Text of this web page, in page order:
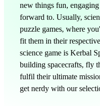
new things fun,
forward to. Usually,
puzzle games, where
fit them in their
science game is Kerbal
building spacecrafts, fly
fulfil their ultimate
get nerdy with our